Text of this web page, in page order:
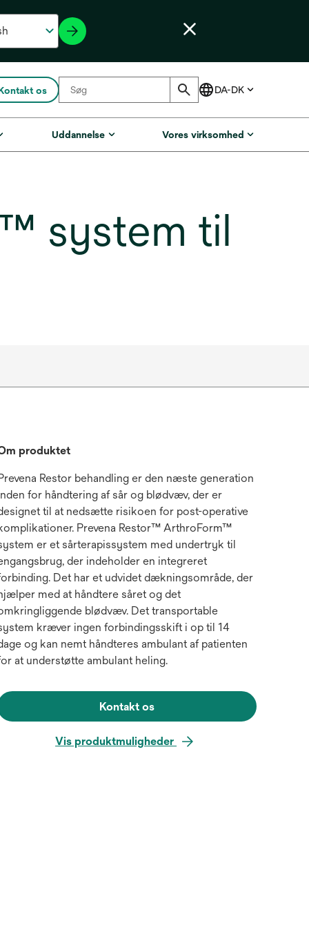
os
Uddannelse Vores virksomhed
system til
produktet
Restor behandling er den næste generation
for håndtering af sår og blødvæv, der er
til at nedsætte risikoen for post-operative
Prevena Restor™ ArthroForm™
er et sårterapissystem med undertryk til
der indeholder en integreret
Det har et udvidet dækningsområde, der
med at håndtere såret og det
blødvæv. Det transportable
kræver ingen forbindingsskift i op til 14
og kan nemt håndteres ambulant af patienten
at understøtte ambulant heling.
Kontakt os
Vis produktmuligheder